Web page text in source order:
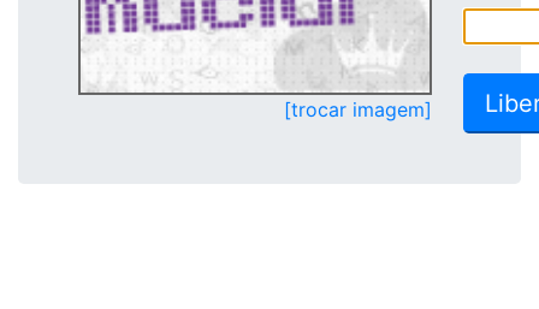
[trocar imagem]